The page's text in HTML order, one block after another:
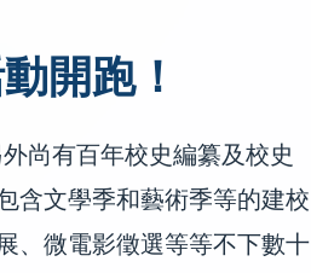
開跑！
尚有百年校史編纂及校史
含文學季和藝術季等的建校
、微電影徵選等等不下數十